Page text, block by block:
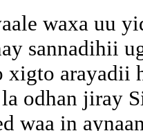
waxa uu
sannadihii
xigto arayadii
odhan jiray
waa in